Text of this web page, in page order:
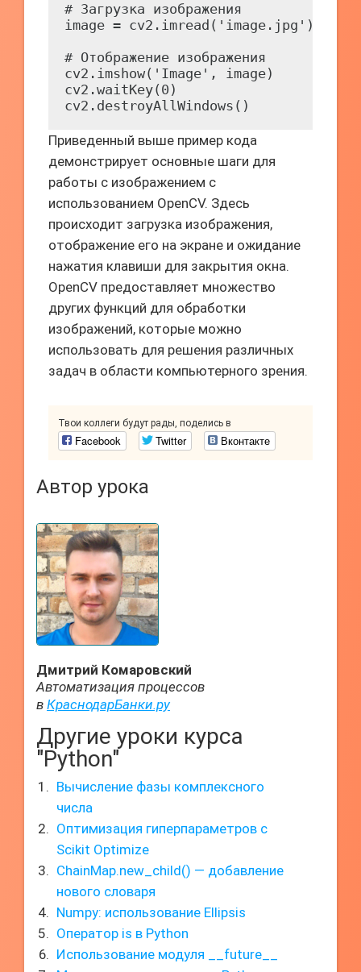
# Загрузка изображения
image = cv2.imread('image.jpg')
# Отображение изображения
cv2.imshow('Image', image)
cv2.waitKey(0)
Приведенный выше пример кода
демонстрирует основные шаги для
работы с изображением с
использованием OpenCV. Здесь
происходит загрузка изображения,
отображение его на экране и ожидание
нажатия клавиши для закрытия окна.
OpenCV предоставляет множество
других функций для обработки
изображений, которые можно
использовать для решения различных
задач в области компьютерного зрения.
Твои коллеги будут рады, поделись в
Facebook Twitter Вконтакте
Автор урока
Дмитрий Комаровский
Автоматизация процессов
в КраснодарБанки.ру
Другие уроки курса
"Python"
Вычисление фазы комплексного
числа
Оптимизация гиперпараметров с
Scikit Optimize
ChainMap.new_child() — добавление
нового словаря
Numpy: использование Ellipsis
Оператор is в Python
Использование модуля __future__